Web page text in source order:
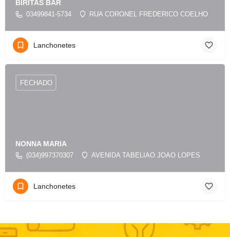
BIRITAS BAR
03499841-5734 RUA CORONEL FREDERICO COELHO
Lanchonetes
NONNA MARIA
(034)997370307 AVENIDA TABELIAO JOAO LOPES
FECHADO
Lanchonetes